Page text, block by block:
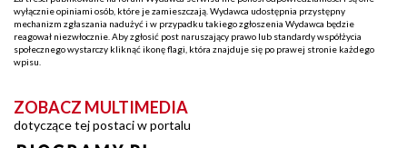
wyłącznie opiniami osób, które je zamieszczają. Wydawca udostępnia przystępny
mechanizm zgłaszania nadużyć i w przypadku takiego zgłoszenia Wydawca będzie
reagował niezwłocznie. Aby zgłosić post naruszający prawo lub standardy współżycia
społecznego wystarczy kliknąć ikonę flagi, która znajduje się po prawej stronie każdego
wpisu.
ZOBACZ MULTIMEDIA
dotyczące tej postaci w portalu